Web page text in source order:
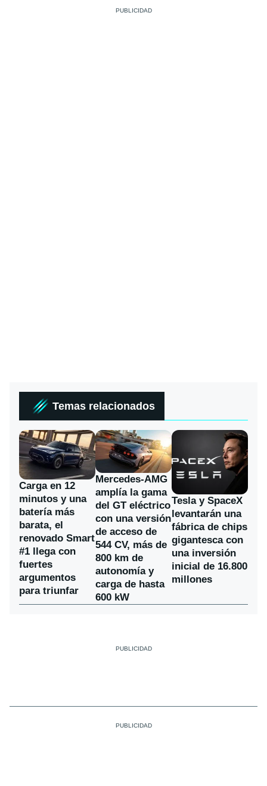
Temas relacionados
Carga en 12
minutos y una
batería más
barata, el
renovado Smart
#1 llega con
fuertes
argumentos
para triunfar
Mercedes-AMG
amplía la gama
del GT eléctrico
con una versión
de acceso de
544 CV, más de
800 km de
autonomía y
carga de hasta
600 kW
Tesla y SpaceX
levantarán una
fábrica de chips
gigantesca con
una inversión
inicial de 16.800
millones